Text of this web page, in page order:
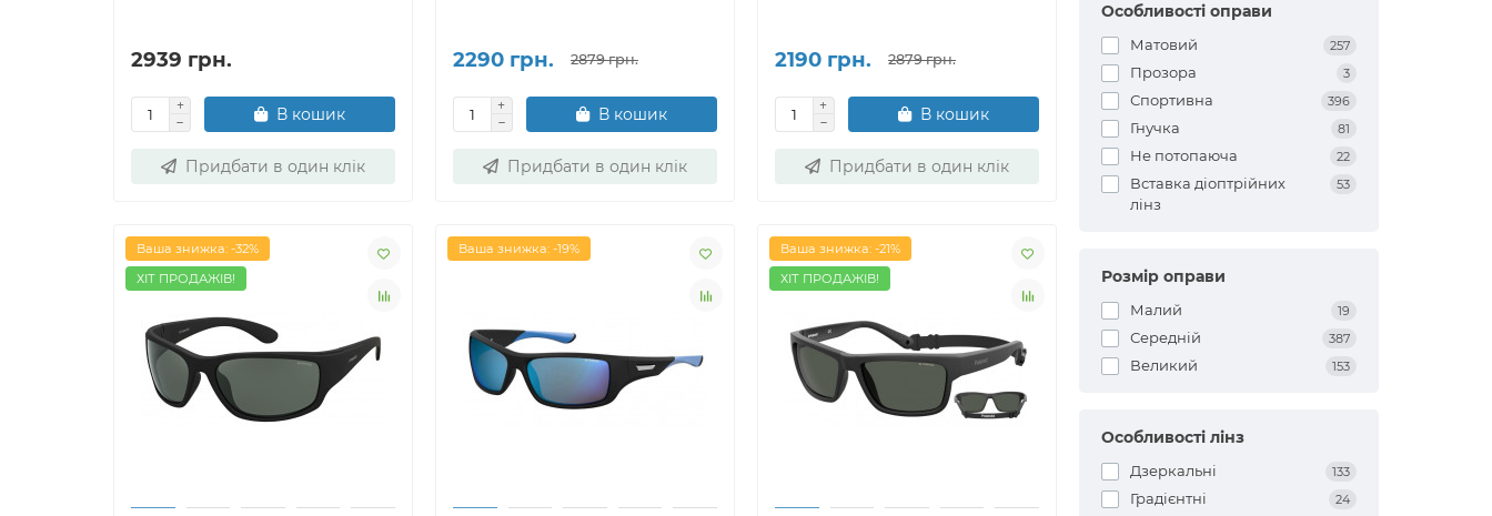
2939 грн.
В кошик
Придбати в один клік
2290 грн. 2879 грн.
В кошик
Придбати в один клік
2190 грн. 2879 грн.
В кошик
Придбати в один клік
Ваша знижка: -32%
ХІТ ПРОДАЖІВ!
Ваша знижка: -19%
Ваша знижка: -21%
ХІТ ПРОДАЖІВ!
Особливості оправи
Матовий 257
Прозора 3
Спортивна 396
Гнучка 81
Не потопаюча 22
Вставка діоптрійних
лінз
53
Розмір оправи
Малий 19
Середній 387
Великий 153
Особливості лінз
Дзеркальні 133
Градієнтні 24